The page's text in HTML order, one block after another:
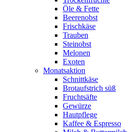
Öle & Fette
Beerenobst
Frischkäse
Trauben
Steinobst
Melonen
Exoten
Monatsaktion
Schnittkäse
Brotaufstrich süß
Fruchtsäfte
Gewürze
Hautpflege
Kaffee & Espresso